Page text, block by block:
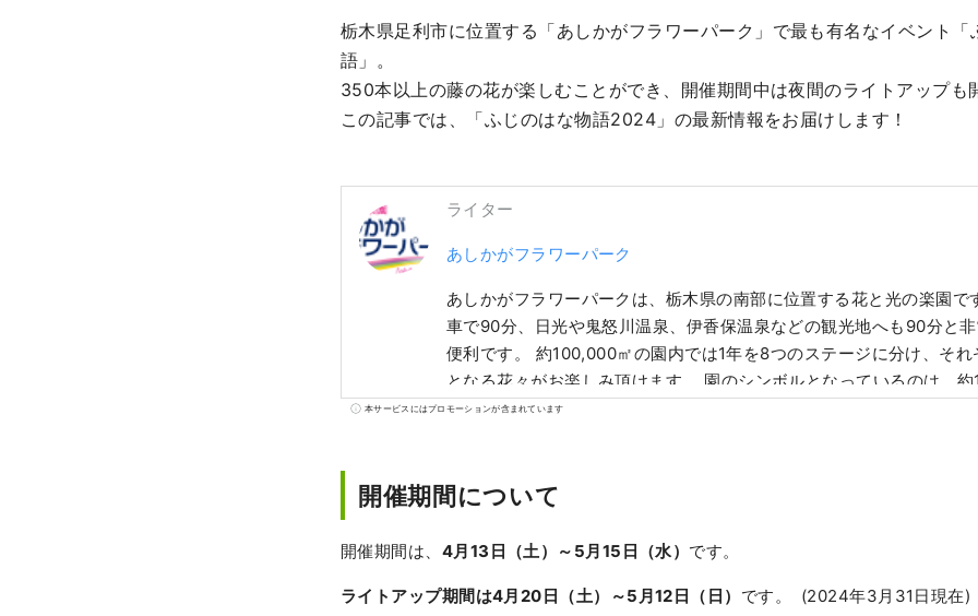
栃木県足利市に位置する「あしかがフラワーパーク」で最も有名なイベント「
語」。
350本以上の藤の花が楽しむことができ、開催期間中は夜間のライトアップも
この記事では、「ふじのはな物語2024」の最新情報をお届けします！
ライター
あしかがフラワーパーク
あしかがフラワーパークは、栃木県の南部に位置する花と光の楽園で
車で90分、日光や鬼怒川温泉、伊香保温泉などの観光地へも90分と
便利です。 約100,000㎡の園内では1年を8つのステージに分け、そ
となる花々がお楽しみ頂けます。 園のシンボルとなっているのは、
ル、樹齢160年におよぶ大藤です。藤が見頃を迎える4月中旬～5月中
ネーションに認定されるほどの壮大なスケールと、光で表現される花
本サービスにはプロモーションが含まれています
開催期間について
開催期間は、 4月13日（土）～5月15日（水） です。
ライトアップ期間は4月20日（土）～5月12日（日） です。 (2024年3月31日現在)